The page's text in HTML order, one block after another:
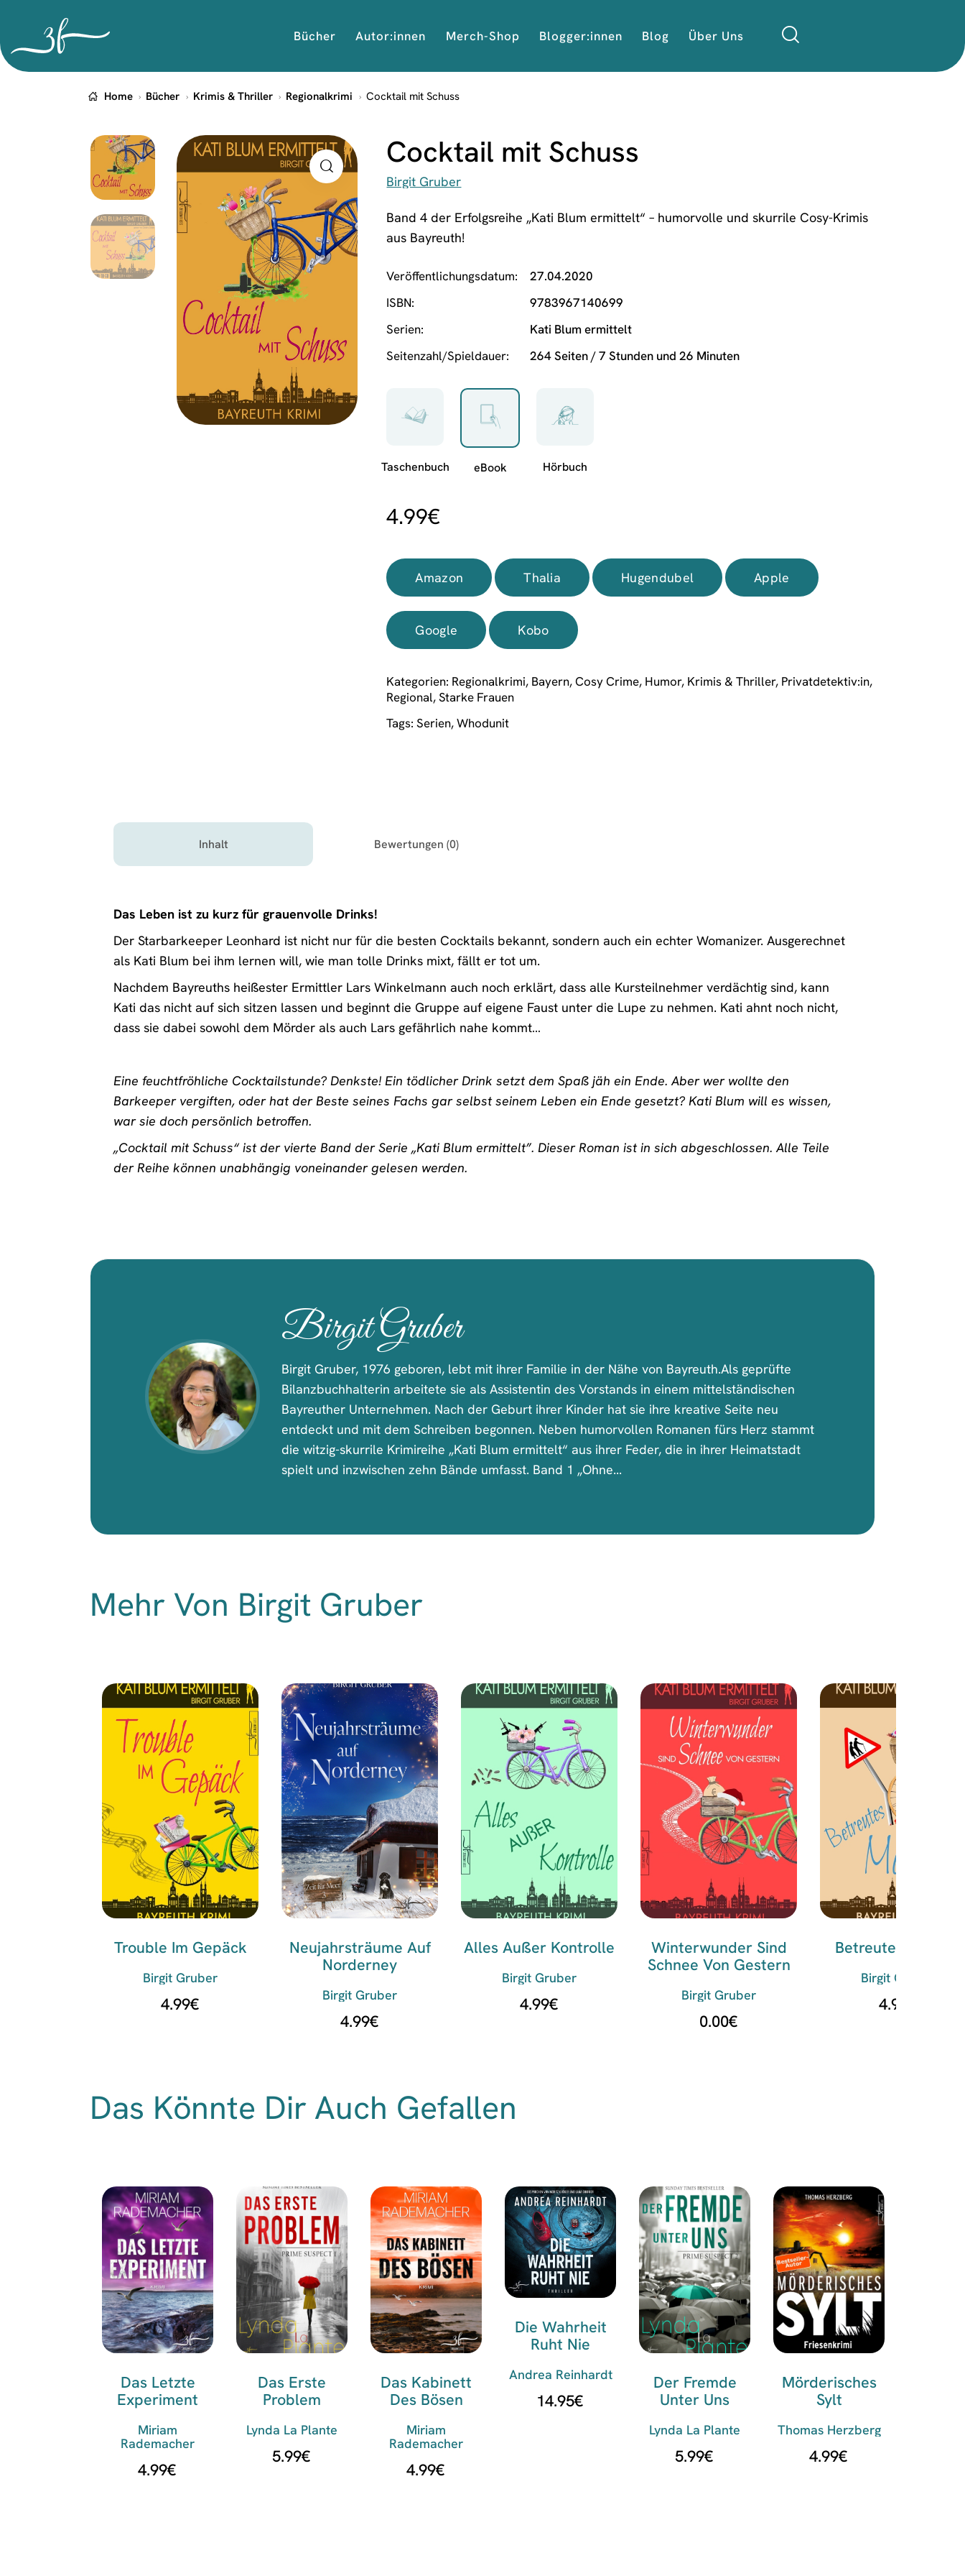
Bücher Autor:innen Merch-Shop Blogger:innen Blog Über Uns
Home Bücher Krimis & Thriller Regionalkrimi Cocktail mit Schuss
Cocktail mit Schuss
Birgit Gruber
Band 4 der Erfolgsreihe „Kati Blum ermittelt“ – humorvolle und skurrile Cosy-Krimis
aus Bayreuth!
Veröffentlichungsdatum
27.04.2020
ISBN
9783967140699
Serien
Kati Blum ermittelt
Seitenzahl/Spieldauer
264 Seiten / 7 Stunden und 26 Minuten
4.99€
Amazon Thalia Hugendubel Apple
Google Kobo
Kategorien: Regionalkrimi, Bayern,Cosy Crime, Humor, Krimis & Thriller, Privatdetektiv:in,
Regional,Starke Frauen
Tags:Serien,Whodunit
Inhalt Bewertungen (0)
Das Leben ist zu kurz für grauenvolle Drinks!
Der Starbarkeeper Leonhard ist nicht nur für die besten Cocktails bekannt, sondern auch ein echter Womanizer. Ausgerechnet
als Kati Blum bei ihm lernen will, wie man tolle Drinks mixt, fällt er tot um.
Nachdem Bayreuths heißester Ermittler Lars Winkelmann auch noch erklärt, dass alle Kursteilnehmer verdächtig sind, kann
Kati das nicht auf sich sitzen lassen und beginnt die Gruppe auf eigene Faust unter die Lupe zu nehmen. Kati ahnt noch nicht,
dass sie dabei sowohl dem Mörder als auch Lars gefährlich nahe kommt…
Eine feuchtfröhliche Cocktailstunde? Denkste! Ein tödlicher Drink setzt dem Spaß jäh ein Ende. Aber wer wollte den
Barkeeper vergiften, oder hat der Beste seines Fachs gar selbst seinem Leben ein Ende gesetzt? Kati Blum will es wissen,
war sie doch persönlich betroffen.
„Cocktail mit Schuss“ ist der vierte Band der Serie „Kati Blum ermittelt”. Dieser Roman ist in sich abgeschlossen. Alle Teile
der Reihe können unabhängig voneinander gelesen werden.
Birgit Gruber
Birgit Gruber, 1976 geboren, lebt mit ihrer Familie in der Nähe von Bayreuth.Als geprüfte
Bilanzbuchhalterin arbeitete sie als Assistentin des Vorstands in einem mittelständischen
Bayreuther Unternehmen. Nach der Geburt ihrer Kinder hat sie ihre kreative Seite neu
entdeckt und mit dem Schreiben begonnen. Neben humorvollen Romanen fürs Herz stammt
die witzig-skurrile Krimireihe „Kati Blum ermittelt“ aus ihrer Feder, die in ihrer Heimatstadt
spielt und inzwischen zehn Bände umfasst. Band 1 „Ohne...
Mehr Von Birgit Gruber
Trouble Im Gepäck
Birgit Gruber
4.99€
Neujahrsträume Auf
Norderney
Birgit Gruber
4.99€
Alles Außer Kontrolle
Birgit Gruber
4.99€
Winterwunder Sind
Schnee Von Gestern
Birgit Gruber
0.00€
Betreutes Morden
Birgit Gruber
4.99
Das Könnte Dir Auch Gefallen
Das Letzte
Experiment
Miriam
Rademacher
4.99€
Das Erste
Problem
Lynda La Plante
5.99€
Das Kabinett
Des Bösen
Miriam
Rademacher
4.99€
Die Wahrheit
Ruht Nie
Andrea Reinhardt
14.95€
Der Fremde
Unter Uns
Lynda La Plante
5.99€
Mörderisches
Sylt
Thomas Herzberg
4.99€